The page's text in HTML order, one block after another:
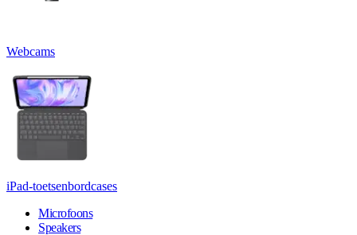
Webcams
iPad-toetsenbordcases
Microfoons
Speakers